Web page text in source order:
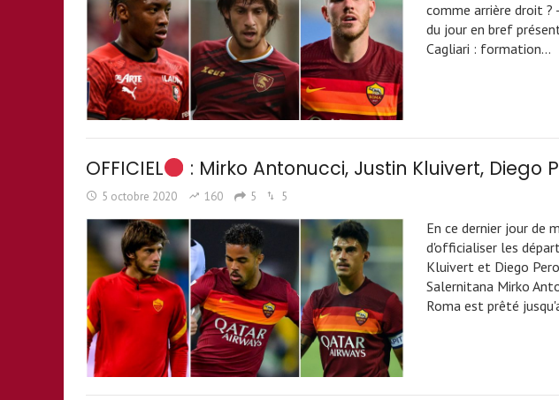
comme arrière droit ?
du jour en bref
Cagliari : formation…
OFFICIEL : Mirko Antonucci, Justin Kluivert, Diego
5 octobre 2020 160 5 5
En ce dernier jour de
d'officialiser les
Kluivert et Diego
Salernitana Mirko
Roma est prêté